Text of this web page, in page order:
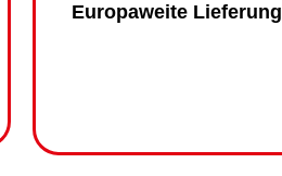
Europaweite Lieferung